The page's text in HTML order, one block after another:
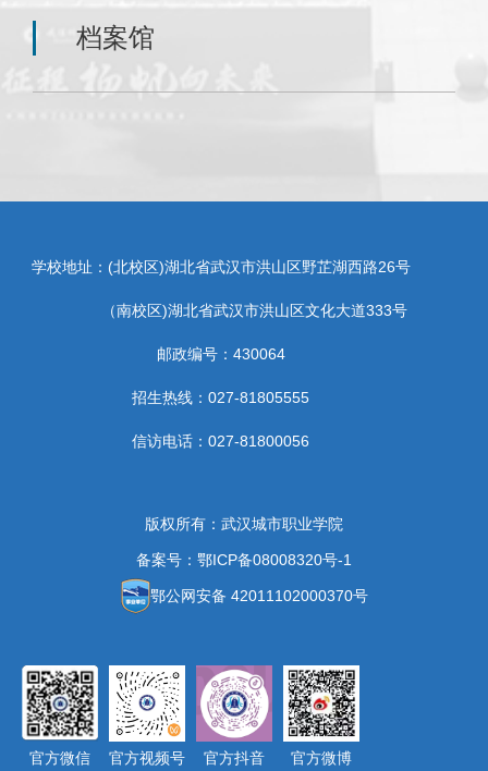
档案馆
学校地址：(北校区)湖北省武汉市洪山区野芷湖西路26号
（南校区)湖北省武汉市洪山区文化大道333号
邮政编号：430064
招生热线：027-81805555
信访电话：027-81800056
版权所有：武汉城市职业学院
备案号：鄂ICP备08008320号-1
鄂公网安备 42011102000370号
官方微信 官方视频号 官方抖音 官方微博